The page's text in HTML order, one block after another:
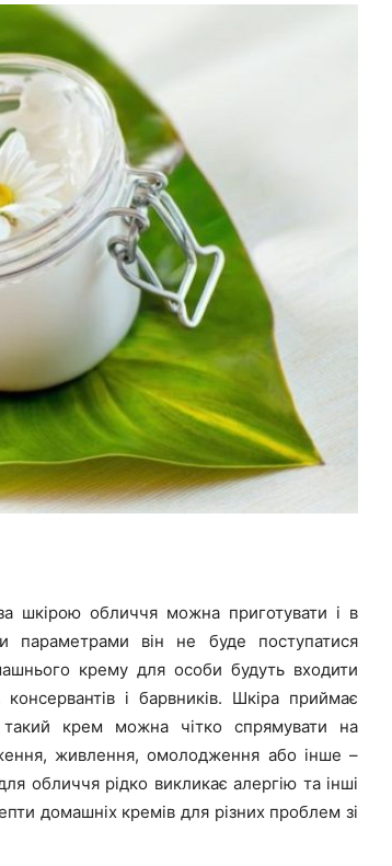
шкірою обличчя можна приготувати і в
параметрами він не буде поступатися
крему для особи будуть входити
консервантів і барвників. Шкіра приймає
крем можна чітко спрямувати на
живлення, омолодження або інше –
обличчя рідко викликає алергію та інші
домашніх кремів для різних проблем зі